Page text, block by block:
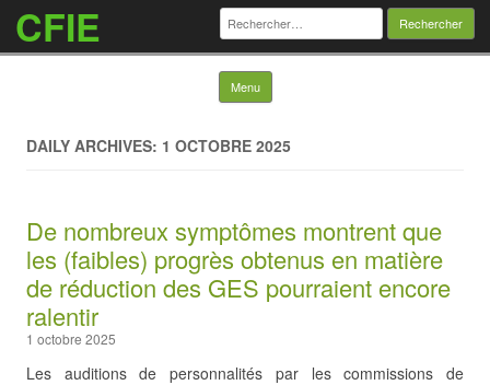
CFIE Rechercher :
Menu Skip to content
DAILY ARCHIVES: 1 OCTOBRE 2025
De nombreux symptômes montrent que
les (faibles) progrès obtenus en matière
de réduction des GES pourraient encore
ralentir
1 octobre 2025
Les auditions de personnalités par les commissions de